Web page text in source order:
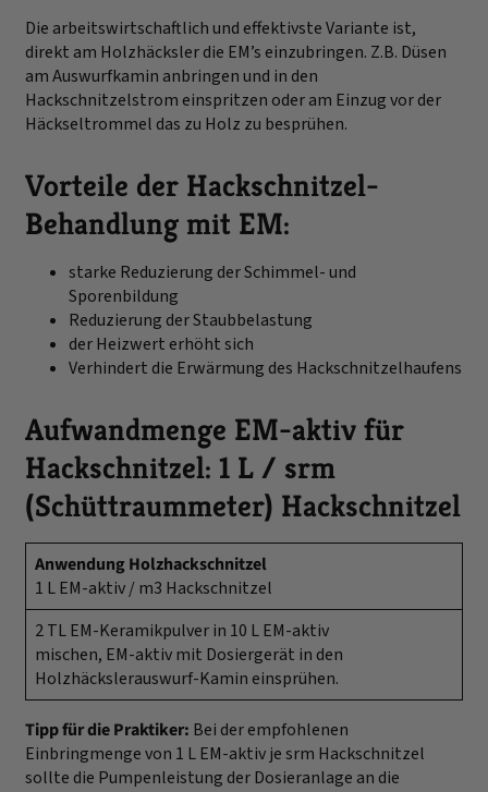
Die arbeitswirtschaftlich und effektivste Variante ist,
direkt am Holzhäcksler die EM’s einzubringen. Z.B. Düsen
am Auswurfkamin anbringen und in den
Hackschnitzelstrom einspritzen oder am Einzug vor der
Häckseltrommel das zu Holz zu besprühen.
Vorteile der Hackschnitzel-
Behandlung mit EM:
starke Reduzierung der Schimmel- und
Sporenbildung
Reduzierung der Staubbelastung
der Heizwert erhöht sich
Verhindert die Erwärmung des Hackschnitzelhaufens
Aufwandmenge EM-aktiv für
Hackschnitzel: 1 L / srm
(Schüttraummeter) Hackschnitzel
Anwendung Holzhackschnitzel
1 L EM-aktiv / m3 Hackschnitzel
2 TL EM-Keramikpulver in 10 L EM-aktiv
mischen, EM-aktiv mit Dosiergerät in den
Holzhäckslerauswurf-Kamin einsprühen.
Tipp für die Praktiker: Bei der empfohlenen
Einbringmenge von 1 L EM-aktiv je srm Hackschnitzel
sollte die Pumpenleistung der Dosieranlage an die